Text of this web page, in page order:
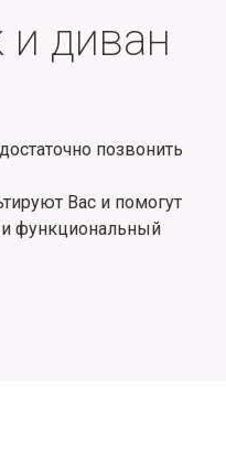
и диван
позвонить
Вас и помогут
функциональный